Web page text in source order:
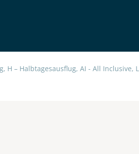
H – Halbtagesausflug, AI - All Inclusive,